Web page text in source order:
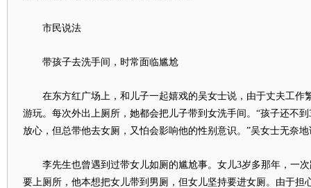
市民说法
带孩子去洗手间，时常面临尴尬
在东方红广场上，和儿子一起嬉戏的吴女士说，由于丈夫工作
游玩。每次外出上厕所，她都会把儿子带到女洗手间。“孩子还不
放心，但总带他去女厕，又怕会影响他的性别意识。”吴女士无奈地
李先生也曾遇到过带女儿如厕的尴尬事。女儿3岁多那年，一次
要上厕所，他本想把女儿带到男厕，但女儿坚持要进女厕。由于担